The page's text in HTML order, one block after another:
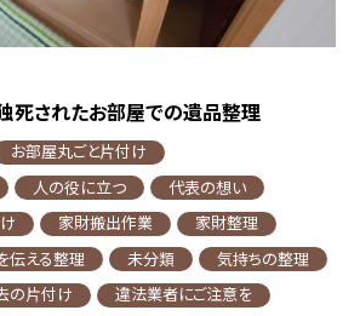
死されたお部屋での遺品整理
お部屋丸ごと片付け
人の役に立つ
代表の想い
家財搬出作業
家財整理
伝える整理
未分類
気持ちの整理
の片付け
違法業者にご注意を